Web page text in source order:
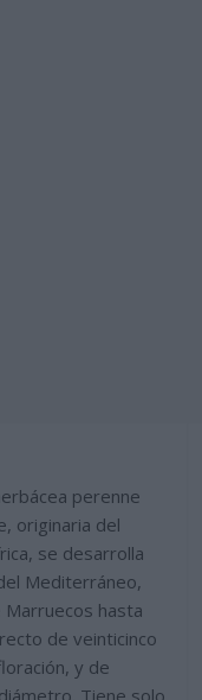
perenne
originaria del
se desarrolla
Mediterráneo,
hasta
de veinticinco
y de